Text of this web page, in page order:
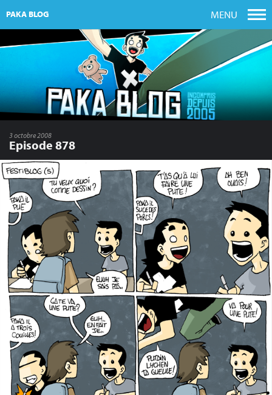
PAKA BLOG MENU
3 octobre 2008
Episode 878